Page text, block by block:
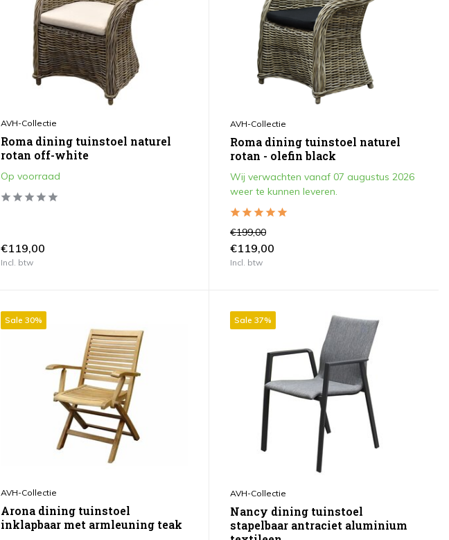
AVH-Collectie
Roma dining tuinstoel naturel
rotan off-white
Op voorraad
€119,00
Incl. btw
AVH-Collectie
Roma dining tuinstoel naturel
rotan - olefin black
Wij verwachten vanaf 07 augustus 2026
weer te kunnen leveren.
€199,00
€119,00
Incl. btw
Sale 30%
AVH-Collectie
Arona dining tuinstoel
inklapbaar met armleuning teak
Sale 37%
AVH-Collectie
Nancy dining tuinstoel
stapelbaar antraciet aluminium